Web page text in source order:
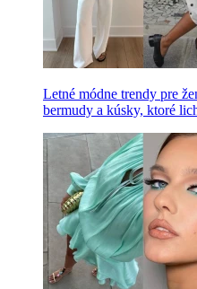
Letné módne trendy pre
bermudy a kúsky, ktoré